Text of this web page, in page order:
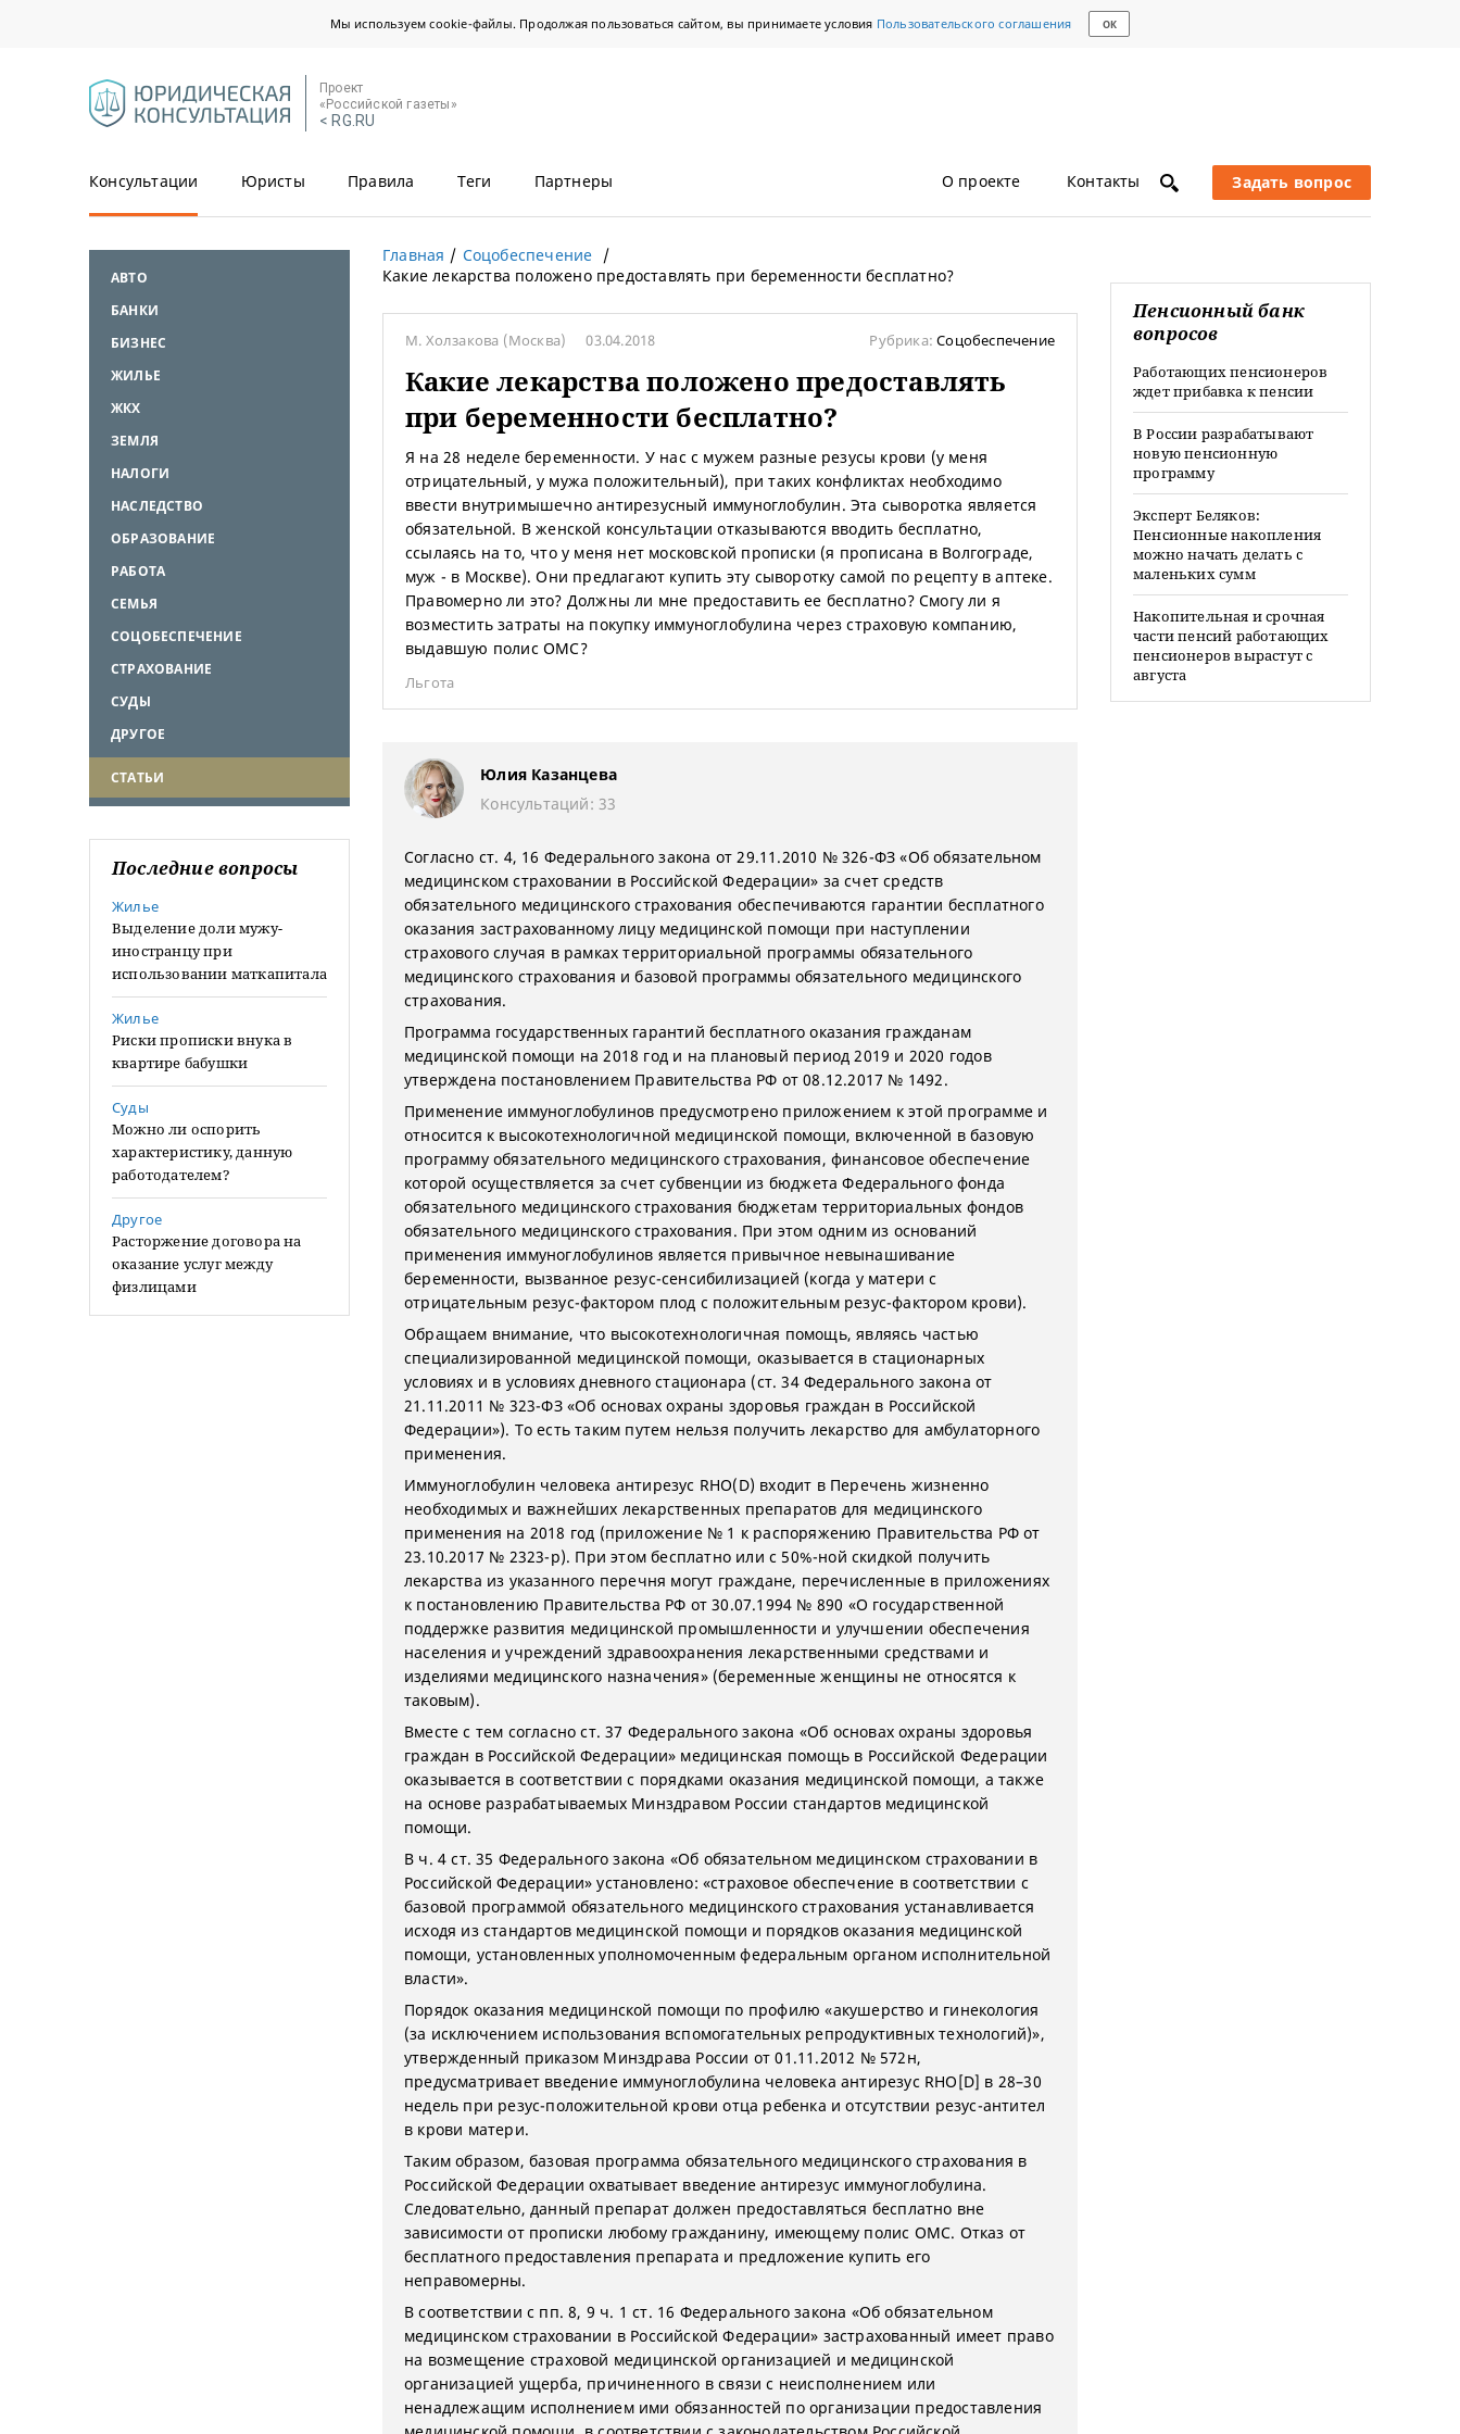
Мы используем cookie-файлы. Продолжая пользоваться сайтом, вы принимаете условия Пользовательского соглашения ОК
Проект
«Российской газеты»
< RG.RU
Консультации Юристы Правила Теги Партнеры О проекте Контакты Задать вопрос
АВТО
БАНКИ
БИЗНЕС
ЖИЛЬЕ
ЖКХ
ЗЕМЛЯ
НАЛОГИ
НАСЛЕДСТВО
ОБРАЗОВАНИЕ
РАБОТА
СЕМЬЯ
СОЦОБЕСПЕЧЕНИЕ
СТРАХОВАНИЕ
СУДЫ
ДРУГОЕ
СТАТЬИ
Последние вопросы
Жилье
Выделение доли мужу-
иностранцу при
использовании маткапитала
Жилье
Риски прописки внука в
квартире бабушки
Суды
Можно ли оспорить
характеристику, данную
работодателем?
Другое
Расторжение договора на
оказание услуг между
физлицами
Главная
Соцобеспечение
Какие лекарства положено предоставлять при беременности бесплатно?
М. Холзакова (Москва) 03.04.2018 Рубрика:Соцобеспечение
Какие лекарства положено предоставлять
при беременности бесплатно?
Я на 28 неделе беременности. У нас с мужем разные резусы крови (у меня
отрицательный, у мужа положительный), при таких конфликтах необходимо
ввести внутримышечно антирезусный иммуноглобулин. Эта сыворотка является
обязательной. В женской консультации отказываются вводить бесплатно,
ссылаясь на то, что у меня нет московской прописки (я прописана в Волгограде,
муж - в Москве). Они предлагают купить эту сыворотку самой по рецепту в аптеке.
Правомерно ли это? Должны ли мне предоставить ее бесплатно? Смогу ли я
возместить затраты на покупку иммуноглобулина через страховую компанию,
выдавшую полис ОМС?
Льгота
Юлия Казанцева
Консультаций: 33
Согласно ст. 4, 16 Федерального закона от 29.11.2010 № 326-ФЗ «Об обязательном
медицинском страховании в Российской Федерации» за счет средств
обязательного медицинского страхования обеспечиваются гарантии бесплатного
оказания застрахованному лицу медицинской помощи при наступлении
страхового случая в рамках территориальной программы обязательного
медицинского страхования и базовой программы обязательного медицинского
страхования.
Программа государственных гарантий бесплатного оказания гражданам
медицинской помощи на 2018 год и на плановый период 2019 и 2020 годов
утверждена постановлением Правительства РФ от 08.12.2017 № 1492.
Применение иммуноглобулинов предусмотрено приложением к этой программе и
относится к высокотехнологичной медицинской помощи, включенной в базовую
программу обязательного медицинского страхования, финансовое обеспечение
которой осуществляется за счет субвенции из бюджета Федерального фонда
обязательного медицинского страхования бюджетам территориальных фондов
обязательного медицинского страхования. При этом одним из оснований
применения иммуноглобулинов является привычное невынашивание
беременности, вызванное резус-сенсибилизацией (когда у матери с
отрицательным резус-фактором плод с положительным резус-фактором крови).
Обращаем внимание, что высокотехнологичная помощь, являясь частью
специализированной медицинской помощи, оказывается в стационарных
условиях и в условиях дневного стационара (ст. 34 Федерального закона от
21.11.2011 № 323-ФЗ «Об основах охраны здоровья граждан в Российской
Федерации»). То есть таким путем нельзя получить лекарство для амбулаторного
применения.
Иммуноглобулин человека антирезус RHO(D) входит в Перечень жизненно
необходимых и важнейших лекарственных препаратов для медицинского
применения на 2018 год (приложение № 1 к распоряжению Правительства РФ от
23.10.2017 № 2323-р). При этом бесплатно или с 50%-ной скидкой получить
лекарства из указанного перечня могут граждане, перечисленные в приложениях
к постановлению Правительства РФ от 30.07.1994 № 890 «О государственной
поддержке развития медицинской промышленности и улучшении обеспечения
населения и учреждений здравоохранения лекарственными средствами и
изделиями медицинского назначения» (беременные женщины не относятся к
таковым).
Вместе с тем согласно ст. 37 Федерального закона «Об основах охраны здоровья
граждан в Российской Федерации» медицинская помощь в Российской Федерации
оказывается в соответствии с порядками оказания медицинской помощи, а также
на основе разрабатываемых Минздравом России стандартов медицинской
помощи.
В ч. 4 ст. 35 Федерального закона «Об обязательном медицинском страховании в
Российской Федерации» установлено: «страховое обеспечение в соответствии с
базовой программой обязательного медицинского страхования устанавливается
исходя из стандартов медицинской помощи и порядков оказания медицинской
помощи, установленных уполномоченным федеральным органом исполнительной
власти».
Порядок оказания медицинской помощи по профилю «акушерство и гинекология
(за исключением использования вспомогательных репродуктивных технологий)»,
утвержденный приказом Минздрава России от 01.11.2012 № 572н,
предусматривает введение иммуноглобулина человека антирезус RHO[D] в 28–30
недель при резус-положительной крови отца ребенка и отсутствии резус-антител
в крови матери.
Таким образом, базовая программа обязательного медицинского страхования в
Российской Федерации охватывает введение антирезус иммуноглобулина.
Следовательно, данный препарат должен предоставляться бесплатно вне
зависимости от прописки любому гражданину, имеющему полис ОМС. Отказ от
бесплатного предоставления препарата и предложение купить его
неправомерны.
В соответствии с пп. 8, 9 ч. 1 ст. 16 Федерального закона «Об обязательном
медицинском страховании в Российской Федерации» застрахованный имеет право
на возмещение страховой медицинской организацией и медицинской
организацией ущерба, причиненного в связи с неисполнением или
ненадлежащим исполнением ими обязанностей по организации предоставления
Пенсионный банк
вопросов
Работающих пенсионеров
ждет прибавка к пенсии
В России разрабатывают
новую пенсионную
программу
Эксперт Беляков:
Пенсионные накопления
можно начать делать с
маленьких сумм
Накопительная и срочная
части пенсий работающих
пенсионеров вырастут с
августа